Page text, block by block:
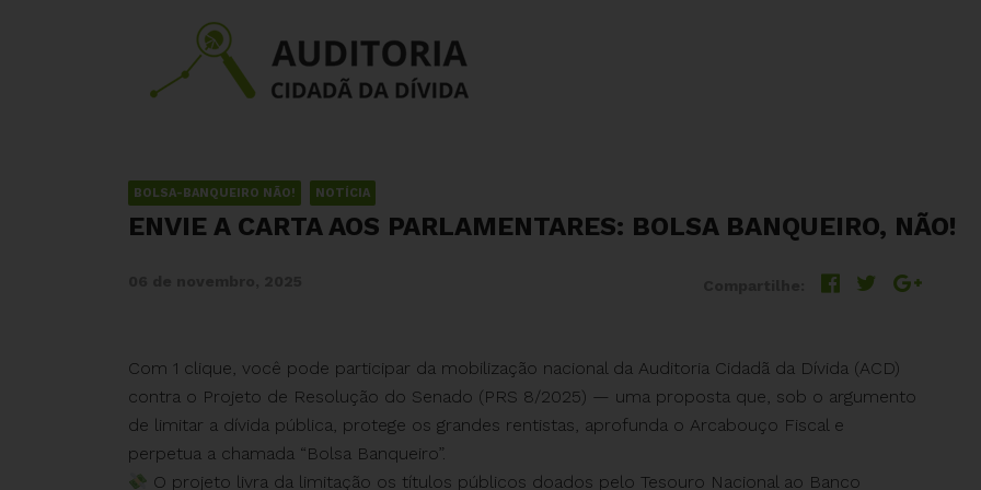
BOLSA-BANQUEIRO NÃO! NOTÍCIA
ENVIE A CARTA AOS PARLAMENTARES: BOLSA BANQUEIRO, NÃO!
Com 1 clique, você pode participar da mobilização nacional da Auditoria Cidadã da Dívida (ACD)
contra o Projeto de Resolução do Senado (PRS 8/2025) — uma proposta que, sob o argumento
de limitar a dívida pública, protege os grandes rentistas, aprofunda o Arcabouço Fiscal e
perpetua a chamada “Bolsa Banqueiro”.
O projeto livra da limitação os títulos públicos doados pelo Tesouro Nacional ao Banco